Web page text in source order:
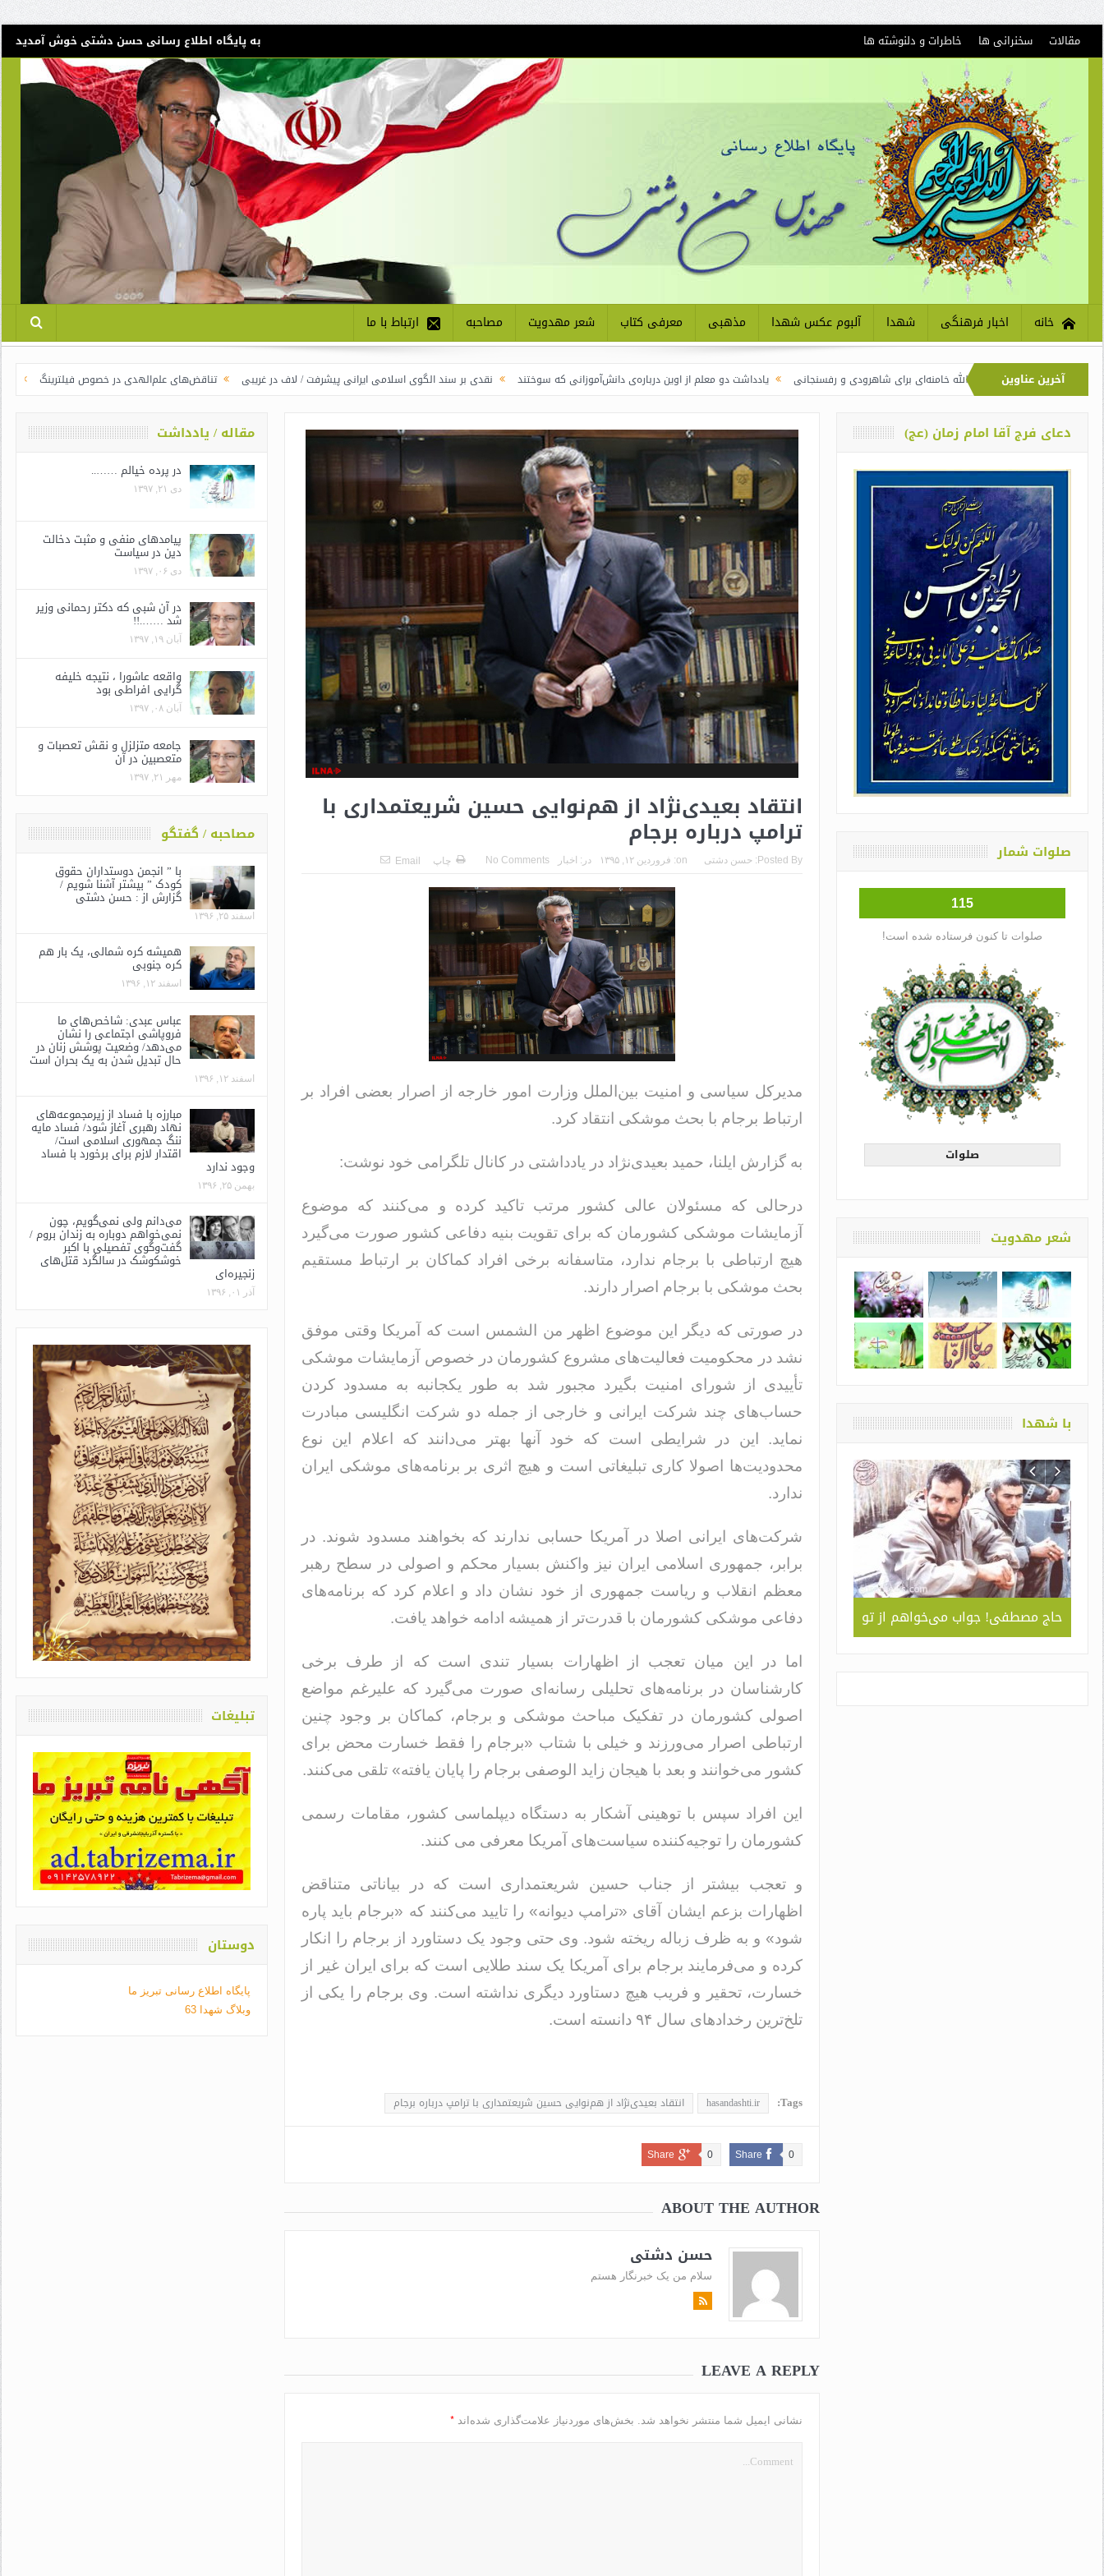
به پایگاه اطلاع رسانی حسن دشتی خوش آمدید مقالات سخنرانی ها خاطرات و دلنوشته ها
خانه اخبار فرهنگی شهدا آلبوم عکس شهدا مذهبی معرفی کتاب شعر مهدویت مصاحبه ارتباط با ما
آخرین عناوین
تفاوت نماز آیت‌الله خامنه‌ای برای شاهرودی و رفسنجانی یادداشت دو معلم از اوین درباره‌ی دانش‌آموزانی که سوختند نقدی بر سند الگوی اسلامی ایرانی پیشرفت / لاف در غریبی تناقض‌های علم‌الهدی در خصوص فیلترینگ جوانگرایی به
انتقاد بعیدی‌نژاد از هم‌نوایی حسین شریعتمداری با
ترامپ درباره برجام
Posted By: حسن دشتی on: فروردین ۱۲, ۱۳۹۵ در: اخبار No Comments چاپ Email
مدیرکل سیاسی و امنیت بین‌الملل وزارت امور خارجه از اصرار بعضی افراد بر
ارتباط برجام با بحث موشکی انتقاد کرد.
به گزارش ایلنا، حمید بعیدی‌نژاد در یادداشتی در کانال تلگرامی خود نوشت:
درحالی که مسئولان عالی کشور مرتب تاکید کرده و می‌کنند که موضوع
آزمایشات موشکی کشورمان که برای تقویت بنیه دفاعی کشور صورت می‌گیرد
هیچ ارتباطی با برجام ندارد، متاسفانه برخی افراد کماکان بر ارتباط مستقیم
بحث موشکی با برجام اصرار دارند.
در صورتی که دیگر این موضوع اظهر من الشمس است که آمریکا وقتی موفق
نشد در محکومیت فعالیت‌های مشروع کشورمان در خصوص آزمایشات موشکی
تأییدی از شورای امنیت بگیرد مجبور شد به طور یکجانبه به مسدود کردن
حساب‌های چند شرکت ایرانی و خارجی از جمله دو شرکت انگلیسی مبادرت
نماید. این در شرایطی است که خود آنها بهتر می‌دانند که اعلام این نوع
محدودیت‌ها اصولا کاری تبلیغاتی است و هیچ اثری بر برنامه‌های موشکی ایران
ندارد.
شرکت‌های ایرانی اصلا در آمریکا حسابی ندارند که بخواهند مسدود شوند. در
برابر، جمهوری اسلامی ایران نیز واکنش بسیار محکم و اصولی در سطح رهبر
معظم انقلاب و ریاست جمهوری از خود نشان داد و اعلام کرد که برنامه‌های
دفاعی موشکی کشورمان با قدرت‌تر از همیشه ادامه خواهد یافت.
اما در این میان تعجب از اظهارات بسیار تندی است که از طرف برخی
کارشناسان در برنامه‌های تحلیلی رسانه‌ای صورت می‌گیرد که علیرغم مواضع
اصولی کشورمان در تفکیک مباحث موشکی و برجام، کماکان بر وجود چنین
ارتباطی اصرار می‌ورزند و خیلی با شتاب «برجام را فقط خسارت محض برای
کشور می‌خوانند و بعد با هیجان زاید الوصفی برجام را پایان یافته» تلقی می‌کنند.
این افراد سپس با توهینی آشکار به دستگاه دیپلماسی کشور، مقامات رسمی
کشورمان را توجیه‌کننده سیاست‌های آمریکا معرفی می کنند.
و تعجب بیشتر از جناب حسین شریعتمداری است که در بیاناتی متناقض
اظهارات بزعم ایشان آقای «ترامپ دیوانه» را تایید می‌کنند که «برجام باید پاره
شود» و به ظرف زباله ریخته شود. وی حتی وجود یک دستاورد از برجام را انکار
کرده و می‌فرمایند برجام برای آمریکا یک سند طلایی است که برای ایران غیر از
خسارت، تحقیر و فریب هیچ دستاورد دیگری نداشته است. وی برجام را یکی از
تلخ‌ترین رخدادهای سال ۹۴ دانسته است.
Tags:
hasandashti.ir انتقاد بعیدی‌نژاد از هم‌نوایی حسین شریعتمداری با ترامپ درباره برجام
Share 0
Share 0
ABOUT THE AUTHOR
حسن دشتی
سلام من یک خبرنگار هستم
LEAVE A REPLY
نشانی ایمیل شما منتشر نخواهد شد. بخش‌های موردنیاز علامت‌گذاری شده‌اند *
مقاله / یادداشت
در پرده خیالم ……..
دی ۲۱, ۱۳۹۷
پیامدهای منفی و مثبت دخالت
دین در سیاست
دی ۰۶, ۱۳۹۷
در آن شبی که دکتر رحمانی وزیر
شد …….!!
آبان ۱۹, ۱۳۹۷
واقعه عاشورا ، نتیجه خلیفه
گرایی افراطی بود
آبان ۰۸, ۱۳۹۷
جامعه متزلزل و نقش تعصبات و
متعصبین در آن
مهر ۲۱, ۱۳۹۷
مصاحبه / گفتگو
با ” انجمن دوستداران حقوق
کودک ” بیشتر آشنا شویم /
گزارش از : حسن دشتی
اسفند ۲۵, ۱۳۹۶
همیشه کره شمالی، یک بار هم
کره جنوبی
اسفند ۱۲, ۱۳۹۶
عباس عبدی: شاخص‌های ما
فروپاشی اجتماعی را نشان
می‌دهد/ وضعیت پوشش زنان در
حال تبدیل شدن به یک بحران است
اسفند ۱۲, ۱۳۹۶
مبارزه با فساد از زیرمجموعه‌های
نهاد رهبری آغاز شود/ فساد مایه
ننگ جمهوری اسلامی است/
اقتدار لازم برای برخورد با فساد
وجود ندارد
بهمن ۲۵, ۱۳۹۶
می‌دانم ولی نمی‌گویم، چون
نمی‌خواهم دوباره به زندان بروم /
گفت‌وگوی تفصیلی با اکبر
خوشکوشک در سالگرد قتل‌های
زنجیره‌ای
آذر ۰۱, ۱۳۹۶
تبلیغات
دوستان
پایگاه اطلاع رسانی تبریز ما
وبلاگ شهدا 63
دعای فرج آقا امام زمان (عج)
صلوات شمار
115
صلوات تا کنون فرستاده شده است!
صلوات
شعر مهدویت
با شهدا
به یاد او که دغدغه سلامت قلم
داشت / طاهره سادات حمیدی
خداحافظ رزمنده / دلنوشته ای از
جلوه ای از همدلی و صمیمیت به
حسن دشتی
حاج مصطفی! جواب می‌خواهم از تو